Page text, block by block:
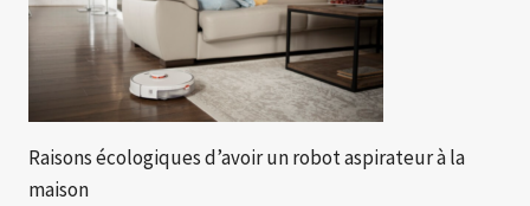
Raisons écologiques d’avoir un robot aspirateur à la
maison